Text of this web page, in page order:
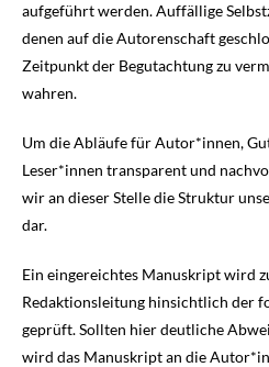
aufgeführt werden. Auffällige
denen auf die Autorenschaft
Zeitpunkt der Begutachtung zu
wahren.
Um die Abläufe für Autor*innen,
Leser*innen transparent und
wir an dieser Stelle die Struktur
dar.
Ein eingereichtes Manuskript wird
Redaktionsleitung hinsichtlich der
geprüft. Sollten hier deutliche
wird das Manuskript an die